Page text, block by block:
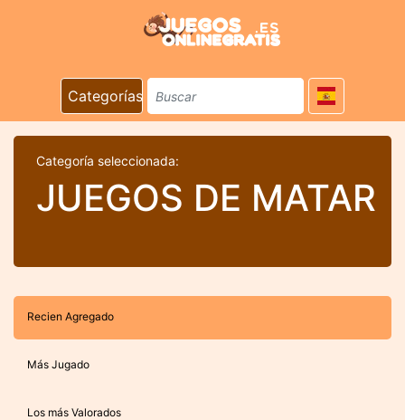
Categorías
Categoría seleccionada:
JUEGOS DE MATAR
Recien Agregado
Más Jugado
Los más Valorados